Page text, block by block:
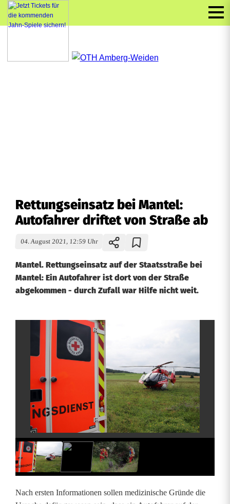
Rettungseinsatz bei Mantel:
Autofahrer driftet von Straße ab
04. August 2021, 12:59 Uhr
Mantel. Rettungseinsatz auf der Staatsstraße bei
Mantel: Ein Autofahrer ist dort von der Straße
abgekommen - durch Zufall war Hilfe nicht weit.
g
s
Nach ersten Informationen sollen medizinische Gründe die